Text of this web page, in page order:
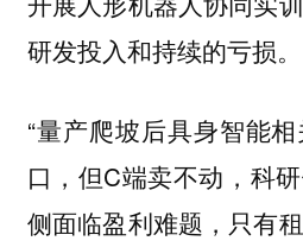
研发投入和持续的亏损。
“量产爬坡后具身智能
口，但C端卖不动，科
侧面临盈利难题，只有